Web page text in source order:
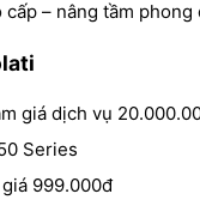
cấp – nâng tầm
giá dịch vụ
Series
999.000đ